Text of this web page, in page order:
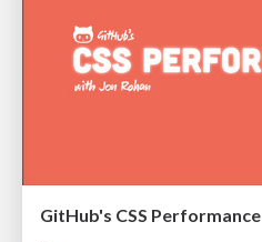
GitHub's CSS Performance